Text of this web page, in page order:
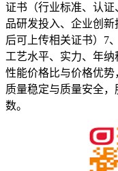
证书（行业标准、认
品研发投入、企业创
后可上传相关证书）7
工艺水平、实力、年
性能价格比与价格优
质量稳定与质量安全
数。